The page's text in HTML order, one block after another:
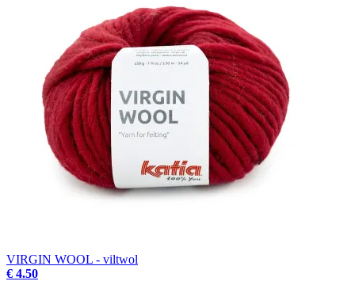
VIRGIN WOOL - viltwol
€ 4.50